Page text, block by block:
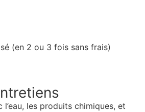
(en 2 ou 3 fois sans frais)
les produits chimiques, et